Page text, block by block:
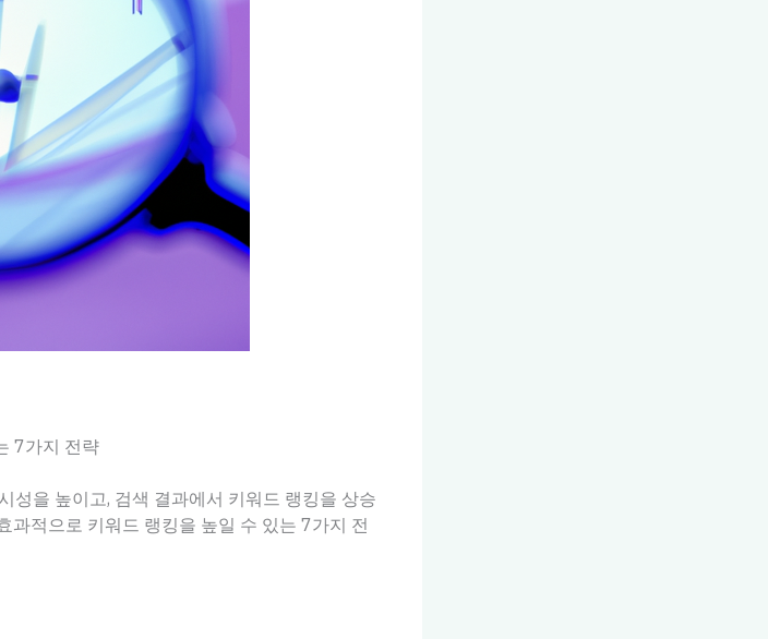
7가지 전략
성을 높이고, 검색 결과에서 키워드 랭킹을 상승
과적으로 키워드 랭킹을 높일 수 있는 7가지 전